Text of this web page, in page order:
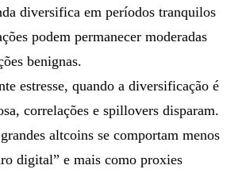
diversifica em períodos tranquilos
podem permanecer moderadas
benignas.
estresse, quando a diversificação é
correlações e spillovers disparam.
altcoins se comportam menos
digital” e mais como proxies